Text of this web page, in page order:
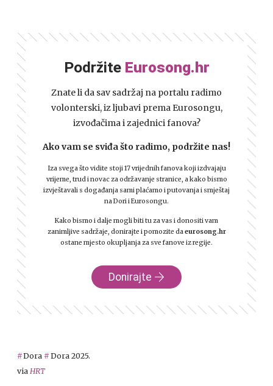
Podržite Eurosong.hr
Znate li da sav sadržaj na portalu radimo
volonterski, iz ljubavi prema Eurosongu,
izvođačima i zajednici fanova?
Ako vam se sviđa što radimo, podržite nas!
Iza svega što vidite stoji 17 vrijednih fanova koji izdvajaju
vrijeme, trud i novac za održavanje stranice, a kako bismo
izvještavali s događanja sami plaćamo i putovanja i smještaj
na Dori i Eurosongu.
Kako bismo i dalje mogli biti tu za vas i donositi vam
zanimljive sadržaje, donirajte i pomozite daeurosong.hr
ostane mjesto okupljanja za sve fanove iz regije.
Donirajte
Dora
Dora 2025.
via HRT